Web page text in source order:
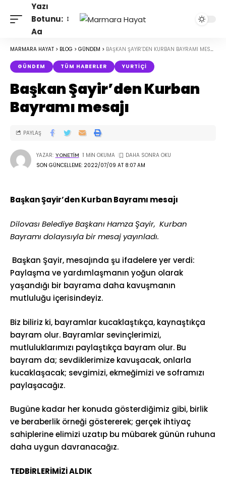
Yazı
Botunu:
Aa
MARMARA HAYAT > BLOG > GÜNDEM > BAŞKAN ŞAYIR’DEN KURBAN BAYRAMI MESAJI
GÜNDEM TÜM HABERLER YURTIÇI
Başkan Şayir’den Kurban
Bayramı mesajı
SON GÜNCELLEME: 2022/07/09 AT 8:07 AM
YAZAR: YONETIM 1 MIN OKUMA
PAYLAŞ
Başkan Şayir’den Kurban Bayramı mesajı
Dilovası Belediye Başkanı Hamza Şayir, Kurban
Bayramı dolayısıyla bir mesaj yayınladı.
Başkan Şayir, mesajında şu ifadelere yer verdi:
Paylaşma ve yardımlaşmanın yoğun olarak
yaşandığı bir bayrama daha kavuşmanın
mutluluğu içerisindeyiz.
Biz biliriz ki, bayramlar kucaklaştıkça, kaynaştıkça
bayram olur. Bayramlar sevinçlerimizi,
mutluluklarımızı paylaştıkça bayram olur. Bu
bayram da; sevdiklerimize kavuşacak, onlarla
kucaklaşacak; sevgimizi, ekmeğimizi ve soframızı
paylaşacağız.
Bugüne kadar her konuda gösterdiğimiz gibi, birlik
ve beraberlik örneği göstererek; gerçek ihtiyaç
sahiplerine elimizi uzatıp bu mübarek günün ruhuna
daha uygun davranacağız.
TEDBİRLERİMİZİ ALDIK